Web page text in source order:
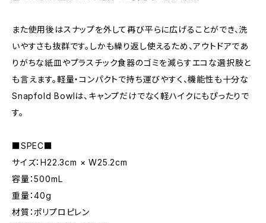
また使用後はスナップを外して再び平らに広げることができ、洗
いやすさも抜群です。しかも繰り返し使えるため、アウトドアであ
りがちな紙皿やプラスチック食器のゴミを減らすエコな選択肢と
も言えます。軽量・コンパクトで持ち運びやすく、機能性も十分な
Snapfold Bowlは、キャンプだけでなく軽ハイクにもぴったりで
す。
■SPEC■
サイズ：H22.3cm × W25.2cm
容量：500mL
重量：40g
材質：ポリプロピレン